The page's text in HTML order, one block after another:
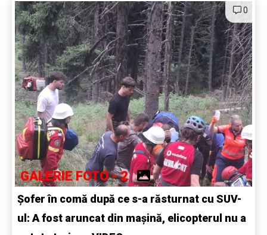
0
GALERIE FOTO - 2
Șofer în comă după ce s-a răsturnat cu SUV-
ul: A fost aruncat din mașină, elicopterul nu a